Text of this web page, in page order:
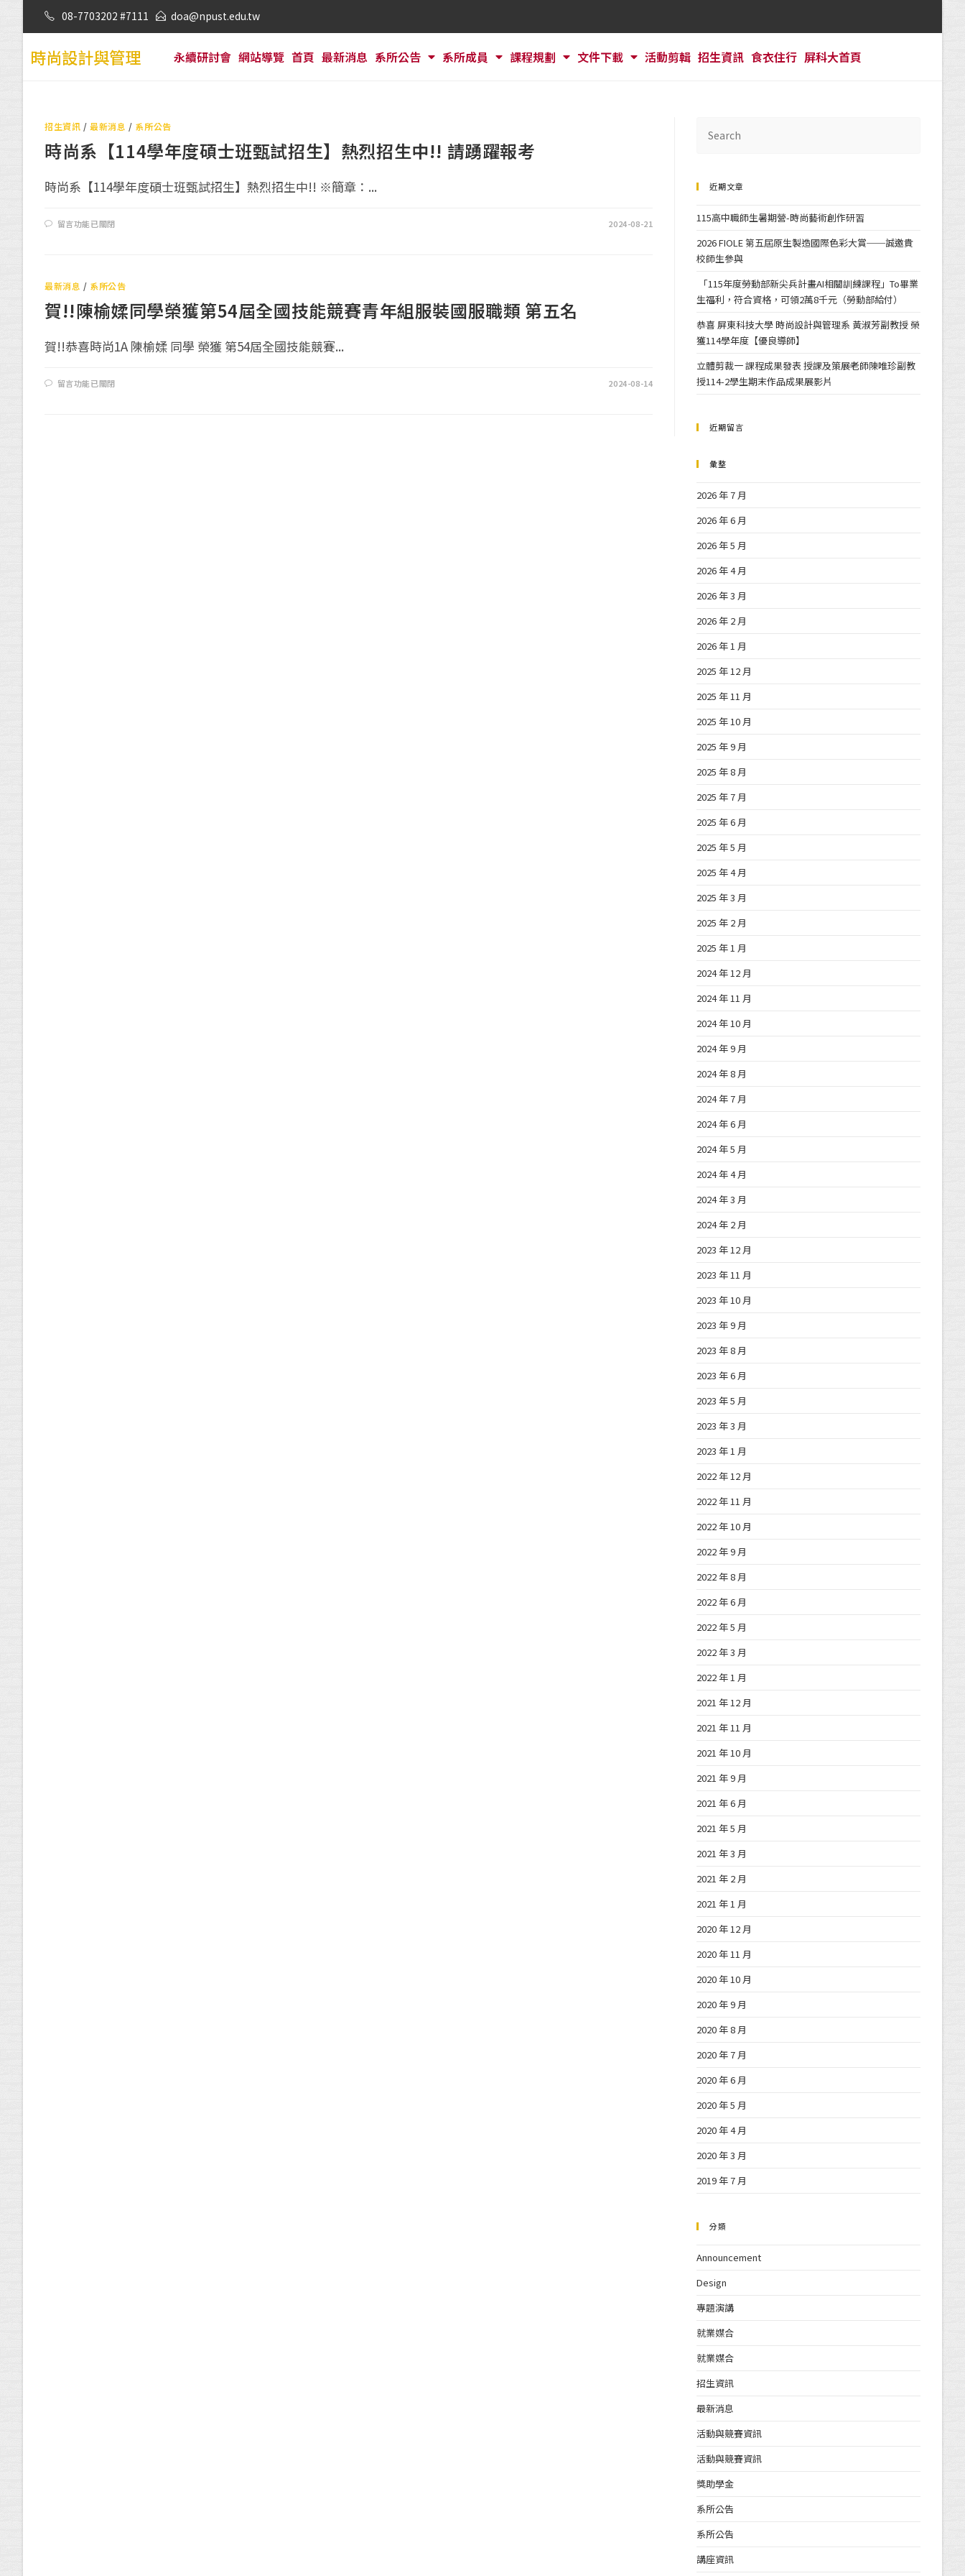
08-7703202 #7111 doa@npust.edu.tw
時尚設計與管理 永續研討會 網站導覽 首頁 最新消息 系所公告 系所成員 課程規劃 文件下載 活動剪輯 招生資訊 食衣住行 屏科大首頁
招生資訊 /最新消息 / 系所公告
時尚系【114學年度碩士班甄試招生】熱烈招生中!! 請踴躍報考
時尚系【114學年度碩士班甄試招生】熱烈招生中!! ※簡章：...
留言功能已關閉 2024-08-21
最新消息 / 系所公告
賀!!陳榆媃同學榮獲第54屆全國技能競賽青年組服裝國服職類 第五名
賀!!恭喜時尚1A 陳榆媃 同學 榮獲 第54屆全國技能競賽...
留言功能已關閉 2024-08-14
近期文章
115高中職師生暑期營-時尚藝術創作研習
2026 FIOLE 第五屆原生製造國際色彩大賞──誠邀貴
校師生參與
「115年度勞動部新尖兵計畫AI相關訓練課程」To畢業
生福利，符合資格，可領2萬8千元（勞動部給付）
恭喜 屏東科技大學 時尚設計與管理系 黃淑芳副教授 榮
獲114學年度【優良導師】
立體剪裁一 課程成果發表 授課及策展老師陳唯珍副教
授114-2學生期末作品成果展影片
近期留言
彙整
2026 年 7 月
2026 年 6 月
2026 年 5 月
2026 年 4 月
2026 年 3 月
2026 年 2 月
2026 年 1 月
2025 年 12 月
2025 年 11 月
2025 年 10 月
2025 年 9 月
2025 年 8 月
2025 年 7 月
2025 年 6 月
2025 年 5 月
2025 年 4 月
2025 年 3 月
2025 年 2 月
2025 年 1 月
2024 年 12 月
2024 年 11 月
2024 年 10 月
2024 年 9 月
2024 年 8 月
2024 年 7 月
2024 年 6 月
2024 年 5 月
2024 年 4 月
2024 年 3 月
2024 年 2 月
2023 年 12 月
2023 年 11 月
2023 年 10 月
2023 年 9 月
2023 年 8 月
2023 年 6 月
2023 年 5 月
2023 年 3 月
2023 年 1 月
2022 年 12 月
2022 年 11 月
2022 年 10 月
2022 年 9 月
2022 年 8 月
2022 年 6 月
2022 年 5 月
2022 年 3 月
2022 年 1 月
2021 年 12 月
2021 年 11 月
2021 年 10 月
2021 年 9 月
2021 年 6 月
2021 年 5 月
2021 年 3 月
2021 年 2 月
2021 年 1 月
2020 年 12 月
2020 年 11 月
2020 年 10 月
2020 年 9 月
2020 年 8 月
2020 年 7 月
2020 年 6 月
2020 年 5 月
2020 年 4 月
2020 年 3 月
2019 年 7 月
分類
Announcement
Design
專題演講
就業媒合
就業媒合
招生資訊
最新消息
活動與競賽資訊
活動與競賽資訊
獎助學金
系所公告
系所公告
講座資訊